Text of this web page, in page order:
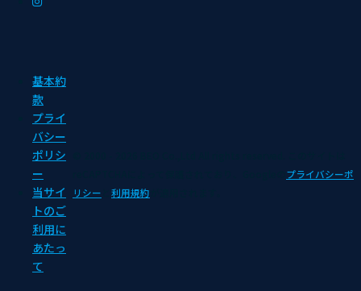
基本約
款
プライ
バシー
ポリシ
ー
当サイ
トのご
利用に
あたっ
て
プライバシーポ
リシー
利用規約